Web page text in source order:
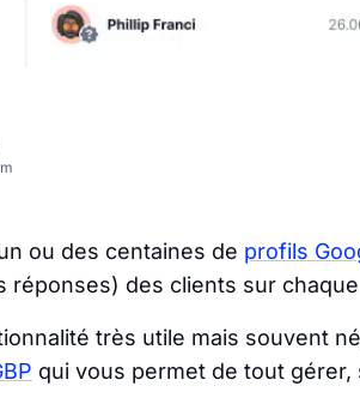
ou des centaines de profils
réponses) des clients sur
très utile mais souvent
qui vous permet de tout gérer,